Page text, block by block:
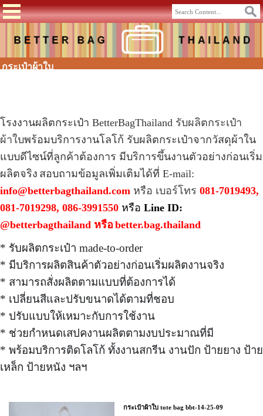
กระเป๋าผ้าใบ
โรงงานผลิตกระเป๋า BetterBagThailand รับผลิตกระเป๋า
ผ้าใบพร้อมบริการงานโลโก้ รับผลิตกระเป๋าจากวัสดุผ้าใน
แบบดีไซน์ที่ลูกค้าต้องการ มีบริการขึ้นงานตัวอย่างก่อนเริ่ม
ผลิตจริง สอบถามข้อมูลเพิ่มเติมได้ที่ E-mail:
info@betterbagthailand.com หรือ เบอร์โทร 081-7019493,
081-7019298, 086-3991550 หรือ Line ID:
@betterbagthailand หรือ better.bag.thailand
* รับผลิตกระเป๋า made-to-order
* มีบริการผลิตสินค้าตัวอย่างก่อนเริ่มผลิตงานจริง
* สามารถสั่งผลิตตามแบบที่ต้องการได้
* เปลี่ยนสีและปรับขนาดได้ตามที่ชอบ
* ปรับแบบให้เหมาะกับการใช้งาน
* ช่วยกำหนดเสปคงานผลิตตามงบประมาณที่มี
* พร้อมบริการติดโลโก้ ทั้งงานสกรีน งานปัก ป้ายยาง ป้าย
เหล็ก ป้ายหนัง ฯลฯ
กระเป๋าผ้าใบ tote bag bbt-14-25-09